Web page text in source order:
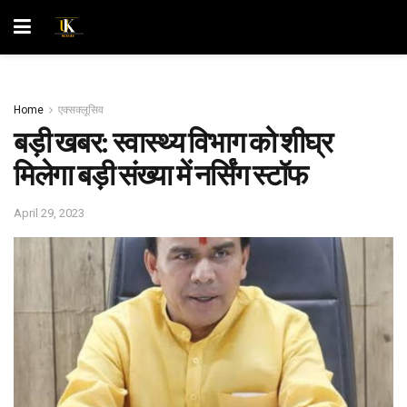
Home एक्सक्लूसिव
बड़ी खबर: स्वास्थ्य विभाग को शीघ्र
मिलेगा बड़ी संख्या में नर्सिंग स्टॉफ
April 29, 2023